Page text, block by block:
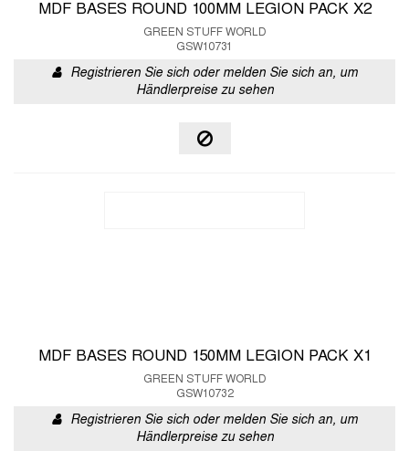
MDF BASES ROUND 100MM LEGION PACK X2
GREEN STUFF WORLD
GSW10731
Registrieren Sie sich oder melden Sie sich an, um
Händlerpreise zu sehen
MDF BASES ROUND 150MM LEGION PACK X1
GREEN STUFF WORLD
GSW10732
Registrieren Sie sich oder melden Sie sich an, um
Händlerpreise zu sehen